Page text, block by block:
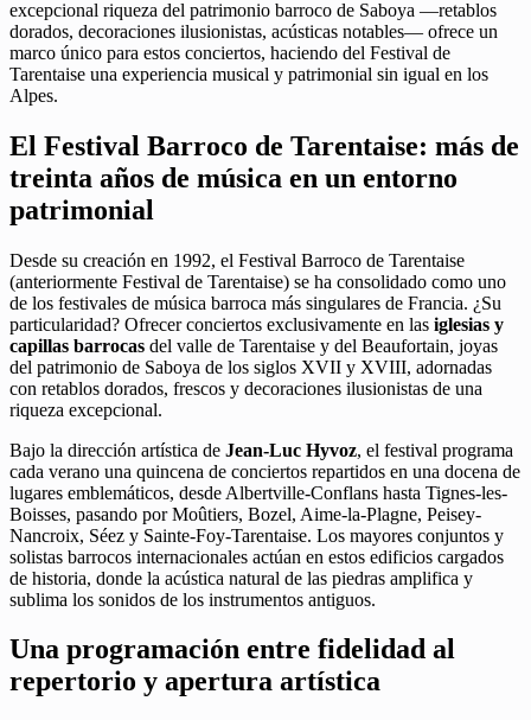
excepcional riqueza del patrimonio barroco de Saboya —retablos
dorados, decoraciones ilusionistas, acústicas notables— ofrece un
marco único para estos conciertos, haciendo del Festival de
Tarentaise una experiencia musical y patrimonial sin igual en los
Alpes.
El Festival Barroco de Tarentaise: más de
treinta años de música en un entorno
patrimonial
Desde su creación en 1992, el Festival Barroco de Tarentaise
(anteriormente Festival de Tarentaise) se ha consolidado como uno
de los festivales de música barroca más singulares de Francia. ¿Su
particularidad? Ofrecer conciertos exclusivamente en las iglesias y
capillas barrocas del valle de Tarentaise y del Beaufortain, joyas
del patrimonio de Saboya de los siglos XVII y XVIII, adornadas
con retablos dorados, frescos y decoraciones ilusionistas de una
riqueza excepcional.
Bajo la dirección artística de Jean-Luc Hyvoz, el festival programa
cada verano una quincena de conciertos repartidos en una docena de
lugares emblemáticos, desde Albertville-Conflans hasta Tignes-les-
Boisses, pasando por Moûtiers, Bozel, Aime-la-Plagne, Peisey-
Nancroix, Séez y Sainte-Foy-Tarentaise. Los mayores conjuntos y
solistas barrocos internacionales actúan en estos edificios cargados
de historia, donde la acústica natural de las piedras amplifica y
sublima los sonidos de los instrumentos antiguos.
Una programación entre fidelidad al
repertorio y apertura artística